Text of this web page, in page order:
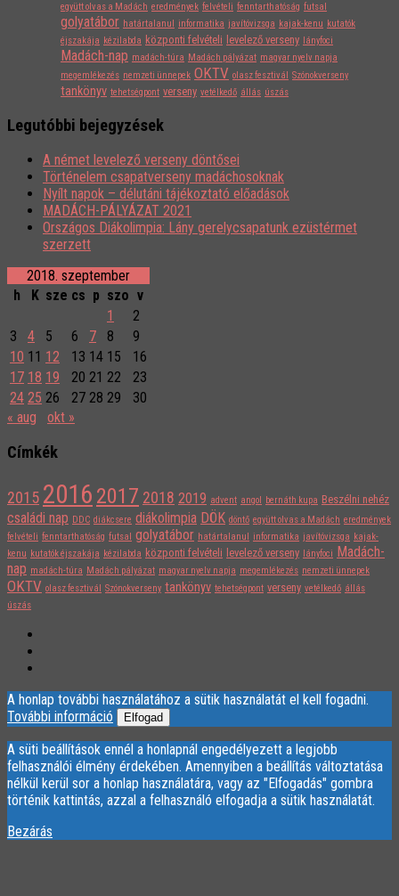
együtt olvas a Madách eredmények felvételi fenntarthatóság futsal
golyatábor határtalanul informatika javítóvizsga kajak-kenu kutatók
éjszakája kézilabda központi felvételi levelező verseny lányfoci
Madách-nap madách-túra Madách pályázat magyar nyelv napja
megemlékezés nemzeti ünnepek OKTV olasz fesztivál Szónokverseny
tankönyv tehetségpont verseny vetélkedő állás úszás
Legutóbbi bejegyzések
A német levelező verseny döntősei
Történelem csapatverseny madáchosoknak
Nyílt napok – délutáni tájékoztató előadások
MADÁCH-PÁLYÁZAT 2021
Országos Diákolimpia: Lány gerelycsapatunk ezüstérmet
szerzett
2018. szeptember
h
K sze cs p szo v
1
2
3
4 5 6 7 8
9
10 11 12 13 14 15
16
17 18 19 20 21 22
23
24 25 26 27 28 29
30
« aug
okt »
Címkék
2015 2016 2017 2018 2019 advent angol bernáth kupa Beszélni nehéz
családi nap DDC diákcsere diákolimpia DÖK döntő együtt olvas a Madách eredmények
felvételi fenntarthatóság futsal golyatábor határtalanul informatika javítóvizsga kajak-
kenu kutatók éjszakája kézilabda központi felvételi levelező verseny lányfoci Madách-
nap madách-túra Madách pályázat magyar nyelv napja megemlékezés nemzeti ünnepek
OKTV olasz fesztivál Szónokverseny tankönyv tehetségpont verseny vetélkedő állás
úszás
A honlap további használatához a sütik használatát el kell fogadni.
További információ
Elfogad
A süti beállítások ennél a honlapnál engedélyezett a legjobb
felhasználói élmény érdekében. Amennyiben a beállítás változtatása
nélkül kerül sor a honlap használatára, vagy az "Elfogadás" gombra
történik kattintás, azzal a felhasználó elfogadja a sütik használatát.
Bezárás